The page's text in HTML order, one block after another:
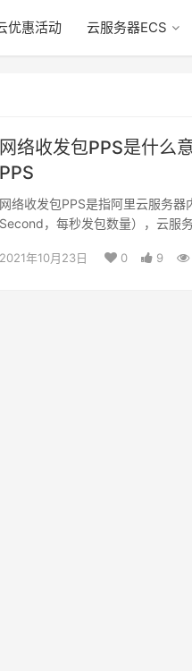
优惠活动 云服务器ECS
网络收发包PPS是什么
PPS
网络收发包PPS是指阿里云服务
Second，每秒发包数量），云服
2021年10月23日 0 9